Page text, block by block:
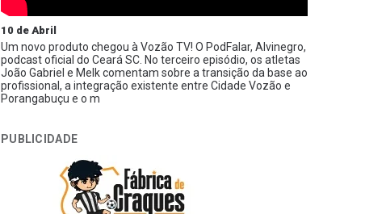
10 de Abril
Um novo produto chegou à Vozão TV! O PodFalar, Alvinegro,
podcast oficial do Ceará SC. No terceiro episódio, os atletas
João Gabriel e Melk comentam sobre a transição da base ao
profissional, a integração existente entre Cidade Vozão e
Porangabuçu e o m
PUBLICIDADE